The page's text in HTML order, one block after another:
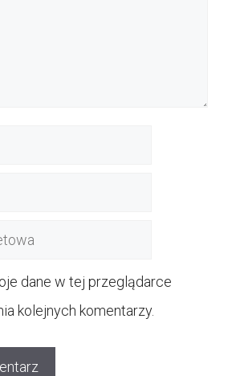
dane w tej przeglądarce
kolejnych komentarzy.